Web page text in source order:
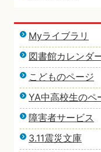
Myライブラリ
図書館カレンダ
こどものページ
YA中高校生のペ
障害者サービス
3.11震災文庫